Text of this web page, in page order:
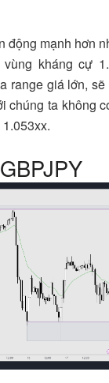
động mạnh hơn
kháng cự
range giá lớn,
chúng ta không
GBPJPY